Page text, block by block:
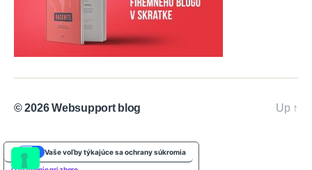
© 2026Websupport blog Up ↑
Vaše voľby týkajúce sa ochrany súkromia